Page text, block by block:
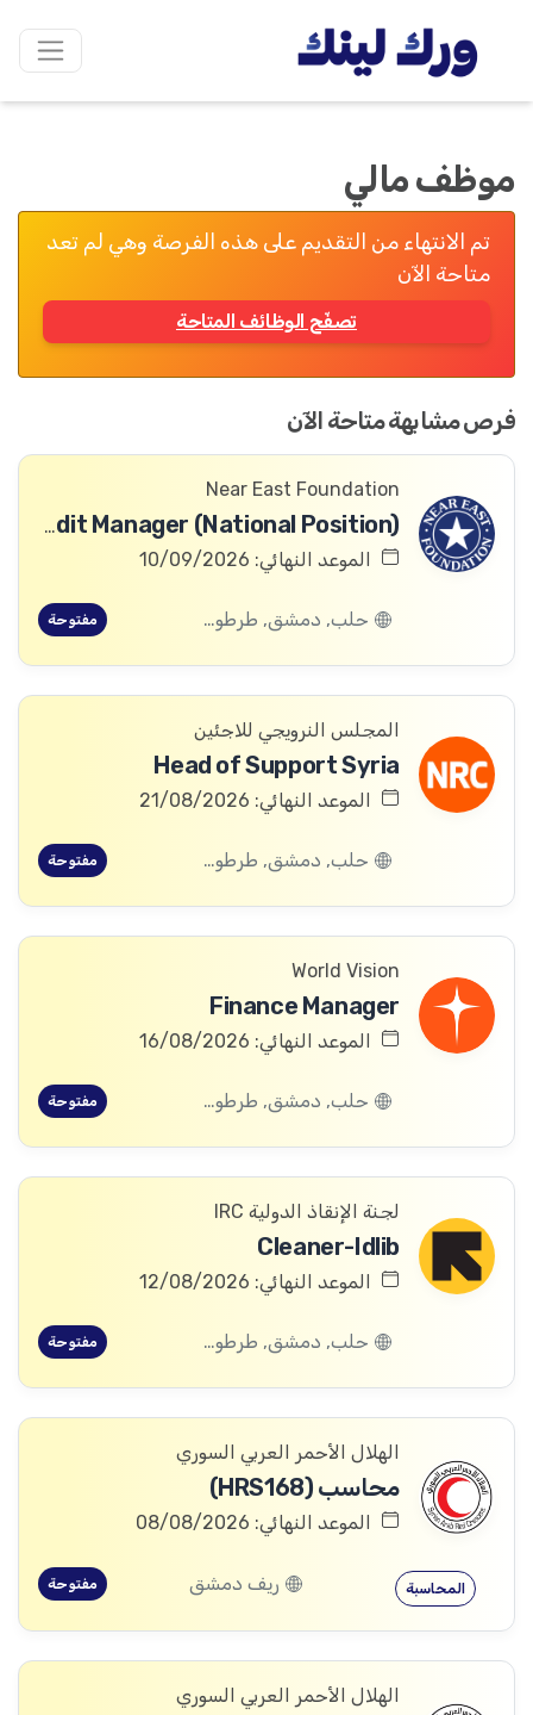
موظف مالي
تم الانتهاء من التقديم على هذه الفرصة وهي لم تعد
متاحة الآن
تصفّح الوظائف المتاحة
فرص مشابهة متاحة الآن
Near East Foundation
Enterprise Finance & Credit Manager (National Position)
الموعد النهائي: 10/09/2026
حلب, دمشق, طرطوس, ريف دمشق, ديرالزور, درعا, السويداء, إدلب, القنيطرة, اللاذقية, الرقة, حمص, الحسكة, حماة مفتوحة
المجلس النرويجي للاجئين
Head of Support Syria
الموعد النهائي: 21/08/2026
حلب, دمشق, طرطوس, ريف دمشق, ديرالزور, درعا, السويداء, إدلب, القنيطرة, اللاذقية, الرقة, حمص, الحسكة, حماة مفتوحة
World Vision
Finance Manager
الموعد النهائي: 16/08/2026
حلب, دمشق, طرطوس, ريف دمشق, ديرالزور, درعا, السويداء, إدلب, القنيطرة, اللاذقية, الرقة, حمص, الحسكة, حماة مفتوحة
لجنة الإنقاذ الدولية IRC
Cleaner-Idlib
الموعد النهائي: 12/08/2026
حلب, دمشق, طرطوس, ريف دمشق, ديرالزور, درعا, السويداء, إدلب, القنيطرة, اللاذقية, الرقة, حمص, الحسكة, حماة مفتوحة
الهلال الأحمر العربي السوري
محاسب (HRS168)
الموعد النهائي: 08/08/2026
المحاسبة ريف دمشق مفتوحة
الهلال الأحمر العربي السوري